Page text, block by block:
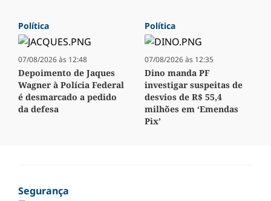
Política
07/08/2026 às 12:48
Depoimento de Jaques
Wagner à Polícia Federal
é desmarcado a pedido
da defesa
Política
07/08/2026 às 12:35
Dino manda PF
investigar suspeitas de
desvios de R$ 55,4
milhões em ‘Emendas
Pix’
Segurança